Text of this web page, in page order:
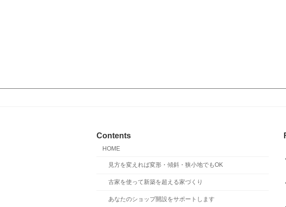
Contents
HOME
見方を変えれば変形・傾斜・狭小地でもOK
古家を使って新築を超える家づくり
あなたのショップ開設をサポートします